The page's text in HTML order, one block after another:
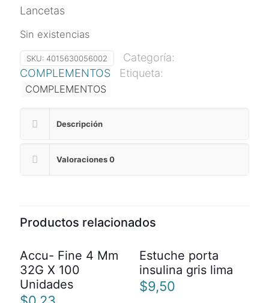
Lancetas
Sin existencias
SKU: 4015630056002
Categoría:
COMPLEMENTOS
Etiqueta:
COMPLEMENTOS
Descripción
Valoraciones0
Productos relacionados
Accu- Fine 4 Mm
32G X 100
Unidades
Estuche porta
insulina gris lima
$9,50